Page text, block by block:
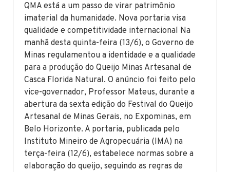
QMA está a um passo de virar patrimônio
imaterial da humanidade. Nova portaria visa
qualidade e competitividade internacional Na
manhã desta quinta-feira (13/6), o Governo de
Minas regulamentou a identidade e a qualidade
para a produção do Queijo Minas Artesanal de
Casca Florida Natural. O anúncio foi feito pelo
vice-governador, Professor Mateus, durante a
abertura da sexta edição do Festival do Queijo
Artesanal de Minas Gerais, no Expominas, em
Belo Horizonte. A portaria, publicada pelo
Instituto Mineiro de Agropecuária (IMA) na
terça-feira (12/6), estabelece normas sobre a
elaboração do queijo, seguindo as regras de